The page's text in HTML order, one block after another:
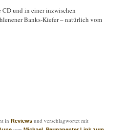
CD und in einer inzwischen
Banks-Kiefer – natürlich vom
inReviews und verschlagwortet mit